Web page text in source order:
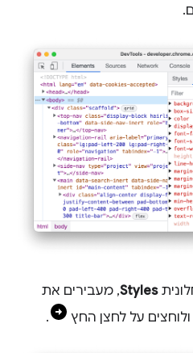
Styles, מעבירים את
על לחצן החץ
.